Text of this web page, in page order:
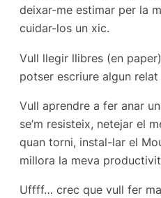
deixar-me estimar per la
cuidar-los un xic.
Vull llegir llibres (en
potser escriure algun
Vull aprendre a fer anar
se’m resisteix, netejar el
quan torni, instal-lar el
millora la meva
Uffff… crec que vull fer